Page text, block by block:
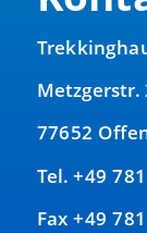
Metzgerstr.
77652
Tel. +49
Fax +49